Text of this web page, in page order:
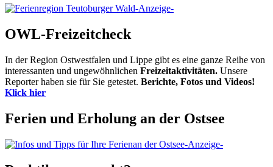
-Anzeige-
OWL-Freizeitcheck
In der Region Ostwestfalen und Lippe gibt es eine ganze Reihe von
interessanten und ungewöhnlichen Freizeitaktivitäten. Unsere
Reporter haben sie für Sie getestet. Berichte, Fotos und Videos!
Klick hier
Ferien und Erholung an der Ostsee
-Anzeige-